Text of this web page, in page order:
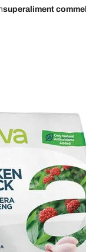
superaliment comme